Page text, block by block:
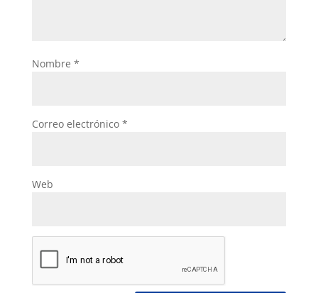
Nombre *
Correo electrónico *
Web